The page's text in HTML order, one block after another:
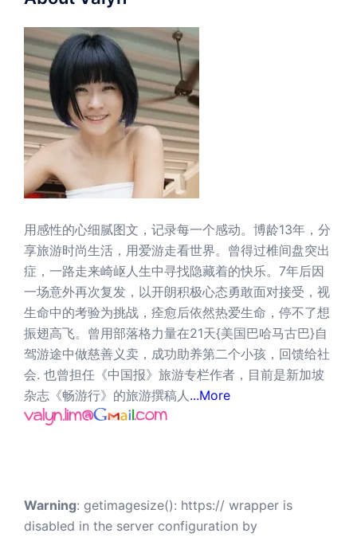
用感性的心细腻图文，记录每一个感动。博龄13年，分
享旅游时尚生活，用爱游走看世界。曾得过椎间盘突出
症，一路走来崎岖人生中寻找隐藏着的快乐。7年后因
一场意外再次复发，以开朗积极心态勇敢面对接受，视
生命中的考验为挑战，痊愈后依然热爱生命，停不了想
振翅高飞。曾用部落格力量在21天{美国巴哈马古巴}自
驾游途中做慈善义卖，成功助养第二个小孩，回馈给社
会. 也曾担任《中国报》旅游专栏作者，目前是新加坡
杂志《畅游行》的旅游撰稿人 ...More
Warning: getimagesize(): https:// wrapper is
disabled in the server configuration by